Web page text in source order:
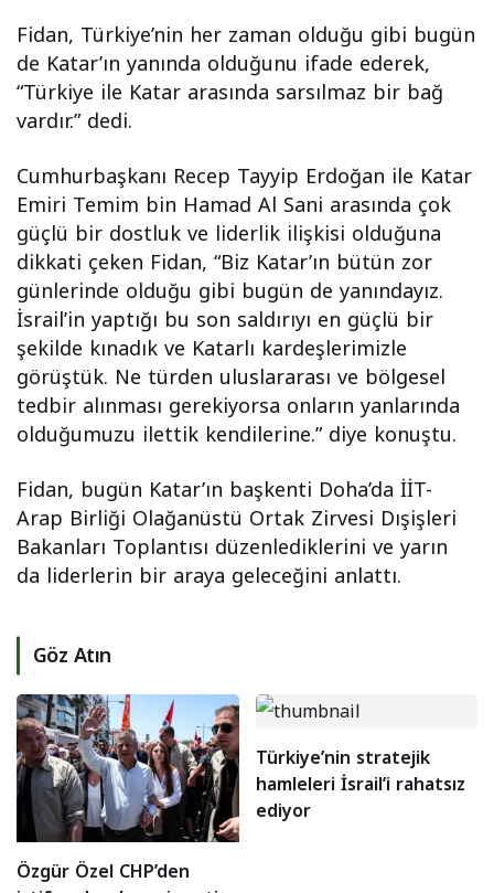
Fidan, Türkiye’nin her zaman olduğu gibi bugün
de Katar’ın yanında olduğunu ifade ederek,
“Türkiye ile Katar arasında sarsılmaz bir bağ
vardır.” dedi.
Cumhurbaşkanı Recep Tayyip Erdoğan ile Katar
Emiri Temim bin Hamad Al Sani arasında çok
güçlü bir dostluk ve liderlik ilişkisi olduğuna
dikkati çeken Fidan, “Biz Katar’ın bütün zor
günlerinde olduğu gibi bugün de yanındayız.
İsrail’in yaptığı bu son saldırıyı en güçlü bir
şekilde kınadık ve Katarlı kardeşlerimizle
görüştük. Ne türden uluslararası ve bölgesel
tedbir alınması gerekiyorsa onların yanlarında
olduğumuzu ilettik kendilerine.” diye konuştu.
Fidan, bugün Katar’ın başkenti Doha’da İİT-
Arap Birliği Olağanüstü Ortak Zirvesi Dışişleri
Bakanları Toplantısı düzenlediklerini ve yarın
da liderlerin bir araya geleceğini anlattı.
Göz Atın
Özgür Özel CHP’den
Türkiye’nin stratejik
hamleleri İsrail’i rahatsız
ediyor